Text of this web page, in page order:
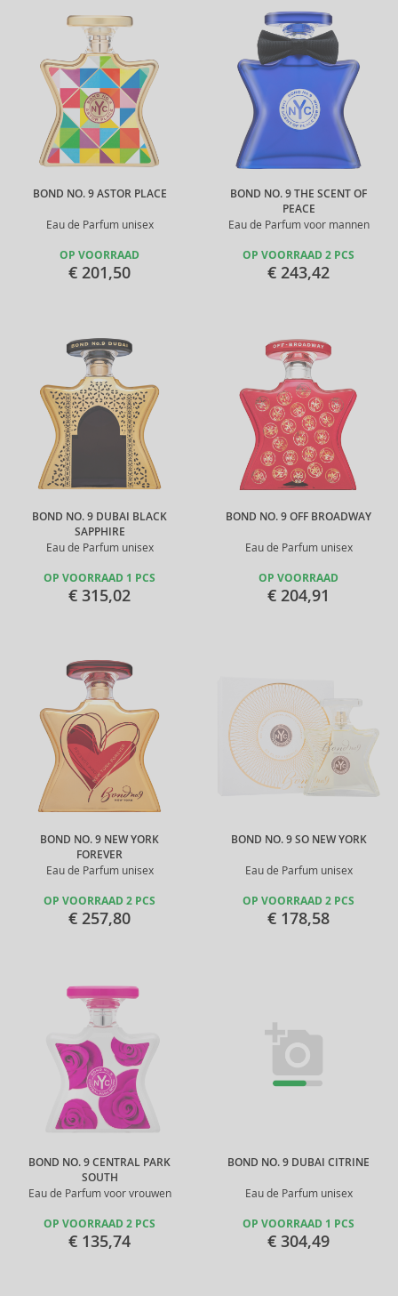
BOND NO. 9 ASTOR PLACE
Eau de Parfum unisex
OP VOORRAAD
€ 201,50
BOND NO. 9 THE SCENT OF
PEACE
Eau de Parfum voor mannen
OP VOORRAAD 2 PCS
€ 243,42
BOND NO. 9 DUBAI BLACK
SAPPHIRE
Eau de Parfum unisex
OP VOORRAAD 1 PCS
€ 315,02
BOND NO. 9 OFF BROADWAY
Eau de Parfum unisex
OP VOORRAAD
€ 204,91
BOND NO. 9 NEW YORK
FOREVER
Eau de Parfum unisex
OP VOORRAAD 2 PCS
€ 257,80
BOND NO. 9 SO NEW YORK
Eau de Parfum unisex
OP VOORRAAD 2 PCS
€ 178,58
BOND NO. 9 CENTRAL PARK
SOUTH
Eau de Parfum voor vrouwen
OP VOORRAAD 2 PCS
€ 135,74
BOND NO. 9 DUBAI CITRINE
Eau de Parfum unisex
OP VOORRAAD 1 PCS
€ 304,49